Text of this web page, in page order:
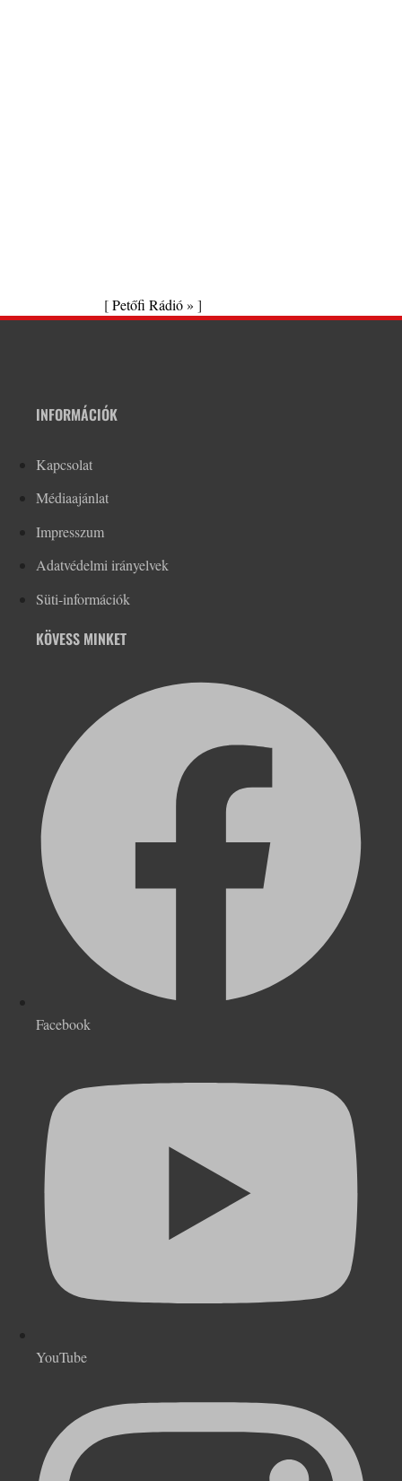
[Petőfi Rádió » ]
INFORMÁCIÓK
Kapcsolat
Médiaajánlat
Impresszum
Adatvédelmi irányelvek
Süti-információk
KÖVESS MINKET
Facebook
YouTube